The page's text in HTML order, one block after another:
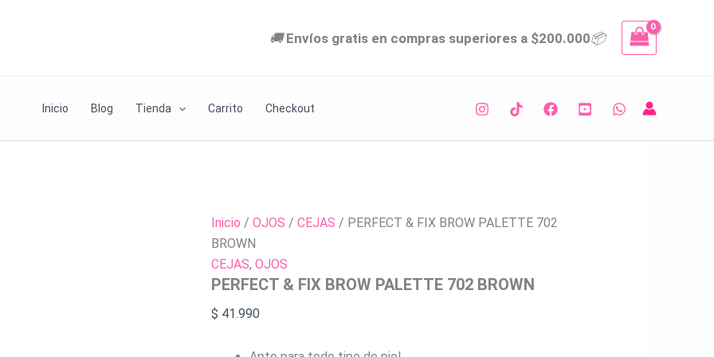
🚚Envíos gratis en compras superiores a $200.000📦
Inicio Blog Tienda Carrito Checkout
Inicio / OJOS / CEJAS / PERFECT & FIX BROW PALETTE 702
BROWN
CEJAS, OJOS
PERFECT & FIX BROW PALETTE 702 BROWN
$ 41.990
BROWN